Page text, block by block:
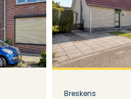
Breskens